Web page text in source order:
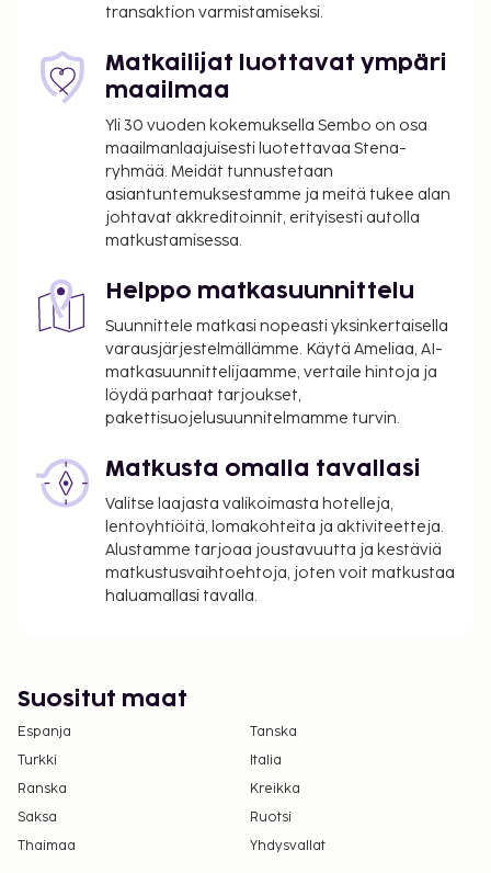
aamiainen tarjoillaan arkipäivisin klo 7.00–10.00.
Kontaktiton sisäänkirjautuminen ja kontaktiton
uloskirjautuminen ovat saatavilla.
transaktion varmistamiseksi.
Matkailijat luottavat ympäri
maailmaa
Yli 30 vuoden kokemuksella Sembo on osa
maailmanlaajuisesti luotettavaa Stena-
ryhmää. Meidät tunnustetaan
asiantuntemuksestamme ja meitä tukee alan
johtavat akkreditoinnit, erityisesti autolla
matkustamisessa.
Helppo matkasuunnittelu
Suunnittele matkasi nopeasti yksinkertaisella
varausjärjestelmällämme. Käytä Ameliaa, AI-
matkasuunnittelijaamme, vertaile hintoja ja
löydä parhaat tarjoukset,
pakettisuojelusuunnitelmamme turvin.
Matkusta omalla tavallasi
Valitse laajasta valikoimasta hotelleja,
lentoyhtiöitä, lomakohteita ja aktiviteetteja.
Alustamme tarjoaa joustavuutta ja kestäviä
matkustusvaihtoehtoja, joten voit matkustaa
haluamallasi tavalla.
Suositut maat
Espanja
Tanska
Turkki
Italia
Ranska
Kreikka
Saksa
Ruotsi
Thaimaa
Yhdysvallat